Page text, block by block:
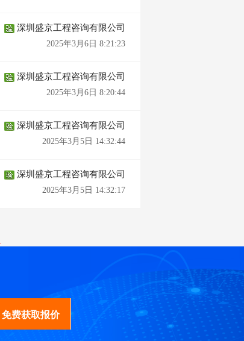
深圳盛京工程咨询有限公司
2025年3月6日 8:21:23
深圳盛京工程咨询有限公司
2025年3月6日 8:20:44
深圳盛京工程咨询有限公司
2025年3月5日 14:32:44
深圳盛京工程咨询有限公司
2025年3月5日 14:32:17